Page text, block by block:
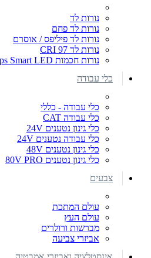
נורות לד
נורות לד פחם
נורות לד פיליפס / אוסרם
נורות לד CRI 97
נורות חכמות Philips Smart LED
כלי עבודה
כלי עבודה - כללי
כלי עבודה CAT
כלי גינון נטענים 24V
כלי עבודה נטענים 24V
כלי גינון נטענים 48V
כלי גינון נטענים 80V PRO
צבעים
עולם המתכת
עולם העץ
מברשות ורולרים
אביזרי צביעה